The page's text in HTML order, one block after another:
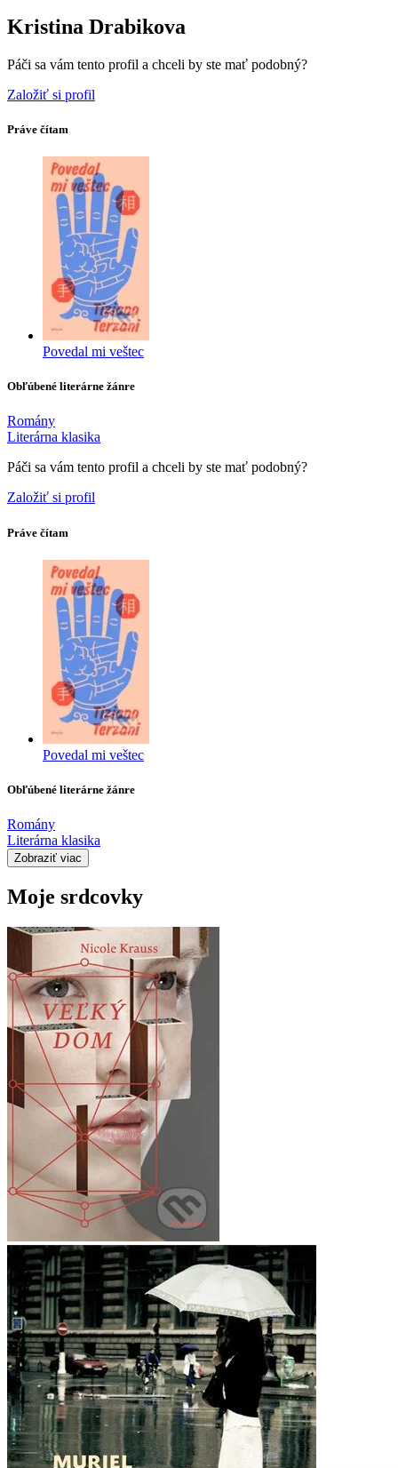
Kristina Drabikova
Páči sa vám tento profil a chceli by ste mať podobný?
Založiť si profil
Práve čítam
Povedal mi veštec
Obľúbené literárne žánre
Romány
Literárna klasika
Páči sa vám tento profil a chceli by ste mať podobný?
Založiť si profil
Práve čítam
Povedal mi veštec
Obľúbené literárne žánre
Romány
Literárna klasika
Zobraziť viac
Moje srdcovky